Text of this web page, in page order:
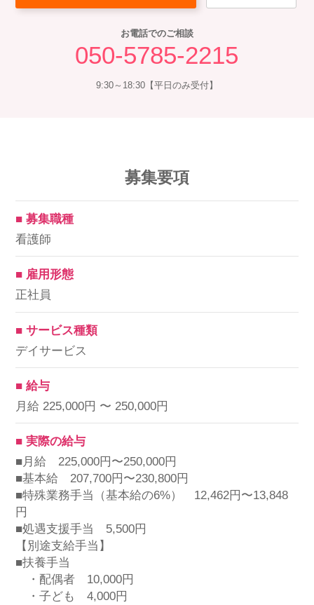
お電話でのご相談
050-5785-2215
9:30～18:30【平日のみ受付】
募集要項
■ 募集職種
看護師
■ 雇用形態
正社員
■ サービス種類
デイサービス
■ 給与
月給 225,000円 〜 250,000円
■ 実際の給与
■月給 225,000円〜250,000円
■基本給 207,700円〜230,800円
■特殊業務手当（基本給の6%） 12,462円〜13,848
円
■処遇支援手当 5,500円
【別途支給手当】
■扶養手当
・配偶者 10,000円
・子ども 4,000円